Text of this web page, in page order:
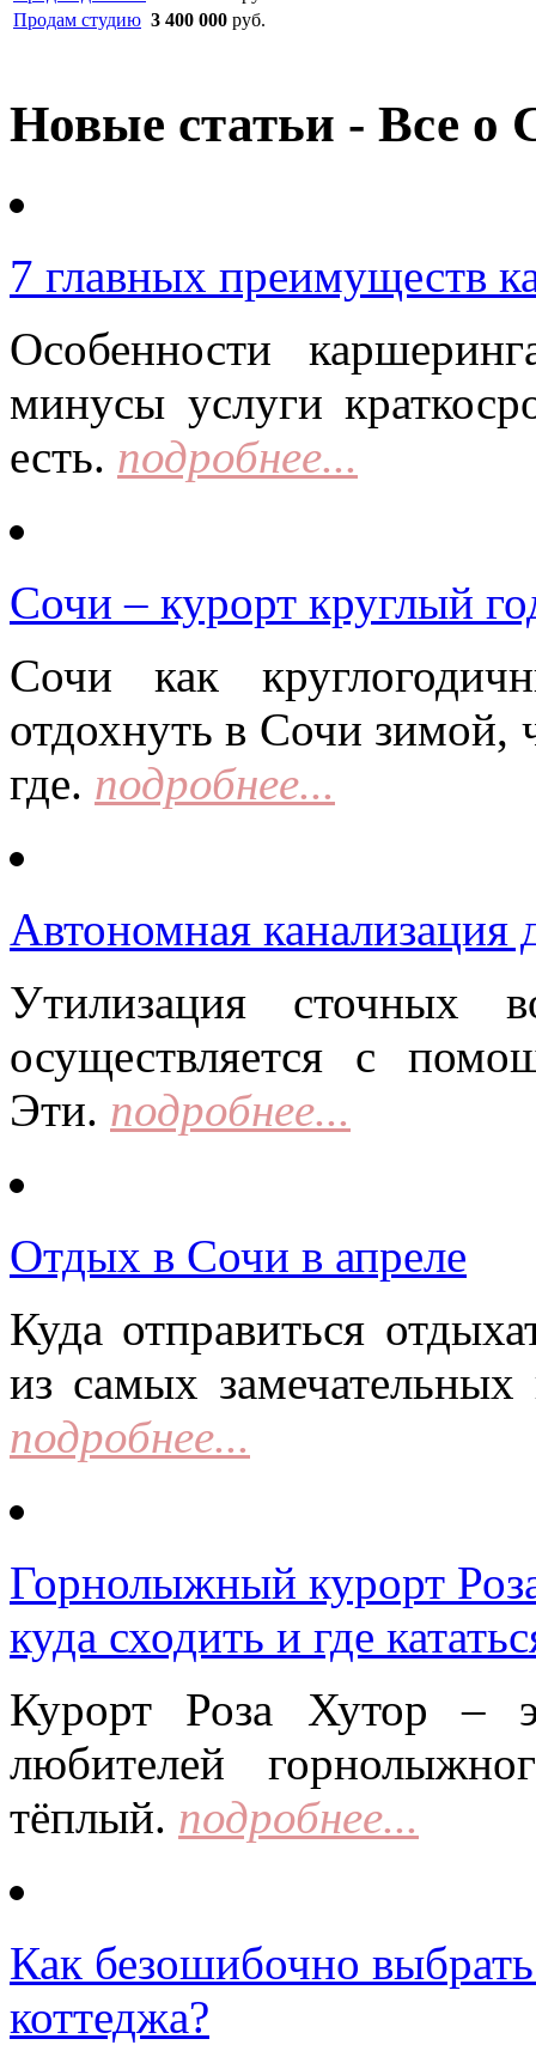
Продам студию 3 400 000 руб.
Новые статьи - Все о
7 главных преимуществ
Особенности
минусы услуги
есть. подробнее...
Сочи – курорт круглый
Сочи как
отдохнуть в Сочи зимой,
где. подробнее...
Автономная канализация
Утилизация сточных
осуществляется с
Эти. подробнее...
Отдых в Сочи в апреле
Куда отправиться
из самых замечательных
подробнее...
Горнолыжный курорт
куда сходить и где
Курорт Роза Хутор –
любителей
тёплый. подробнее...
Как безошибочно
коттеджа?